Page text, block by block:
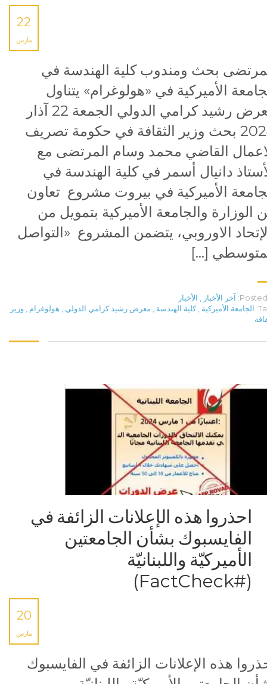
22
مارس
بحث ومندوب كلية الهندسة في
الأميركية في «هولوغرام» يتناول
معرض رشيد كرامي الدولي الجمعة 22 آذار
2024 بحث وزير الثقافة في حكومة تصريف
القاضي محمد وسام المرتضى مع
دانيال أسمر في كلية الهندسة في
الأميركية في بيروت مشروع تعاون
الوزارة والجامعة الأميركية بتمويل من
الاوروبي، يتضمن المشروع «التواصل
[…]
Posted آخر الأخبار , الأخبار
الجامعة الأميركية , كلية الهندسة , معرض رشيد كرامي الدولي , هولوغرام , وزير
احذروا هذه الإعلانات الزائفة في
الفايسبوك بشأن الجامعتين
الأميركيّة واللبنانيّة
(#FactCheck)
20
مارس
هذه الإعلانات الزائفة في الفايسبوك